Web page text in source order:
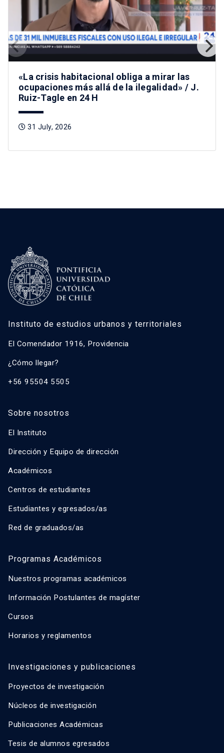
«La crisis habitacional obliga a mirar las
ocupaciones más allá de la ilegalidad» / J.
Ruiz-Tagle en 24 H
31 July, 2026
Instituto de estudios urbanos y territoriales
El Comendador 1916, Providencia
¿Cómo llegar?
+56 95504 5505
Sobre nosotros
El Instituto
Dirección y Equipo de dirección
Académicos
Centros de estudiantes
Estudiantes y egresados/as
Red de graduados/as
Programas Académicos
Nuestros programas académicos
Información Postulantes de magíster
Cursos
Horarios y reglamentos
Investigaciones y publicaciones
Proyectos de investigación
Núcleos de investigación
Publicaciones Académicas
Tesis de alumnos egresados